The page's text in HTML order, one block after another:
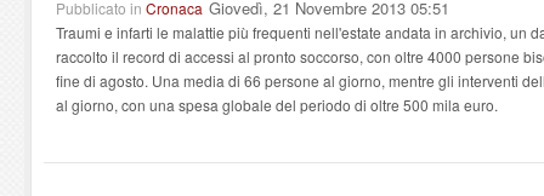
Pubblicato in Cronaca Giovedì, 21 Novembre 2013 05:51
Traumi e infarti le malattie più frequenti nell'estate andata in archivio, un
raccolto il record di accessi al pronto soccorso, con oltre 4000 persone
fine di agosto. Una media di 66 persone al giorno, mentre gli interventi
al giorno, con una spesa globale del periodo di oltre 500 mila euro.